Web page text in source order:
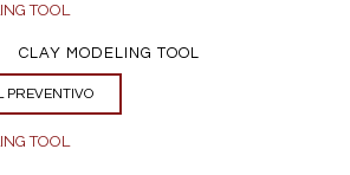
CLAY MODELING TOOL
PREVENTIVO